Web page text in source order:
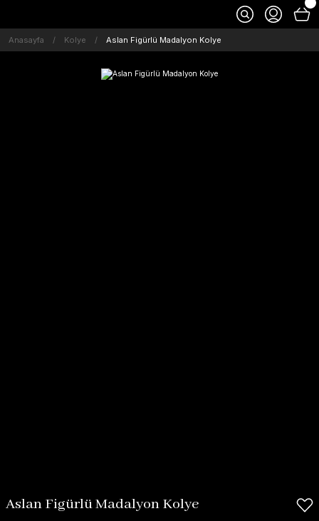
Anasayfa Kolye Aslan Figürlü Madalyon Kolye
Aslan Figürlü Madalyon Kolye